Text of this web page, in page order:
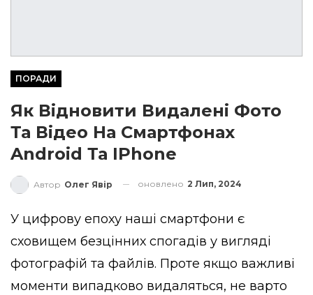
ПОРАДИ
Як Відновити Видалені Фото
Та Відео На Смартфонах
Android Та IPhone
Автор Олег Явір оновлено 2 Лип, 2024
У цифрову епоху наші смартфони є
сховищем безцінних спогадів у вигляді
фотографій та файлів. Проте якщо важливі
моменти випадково видаляться, не варто